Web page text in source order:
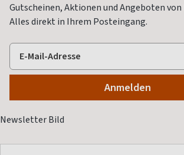
Gutscheinen, Aktionen und Angeboten von
Alles direkt in Ihrem Posteingang.